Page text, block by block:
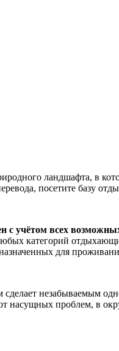
ландшафта, в
посетите базу
с учётом всех
категорий
для
незабываемым
насущных проблем, в